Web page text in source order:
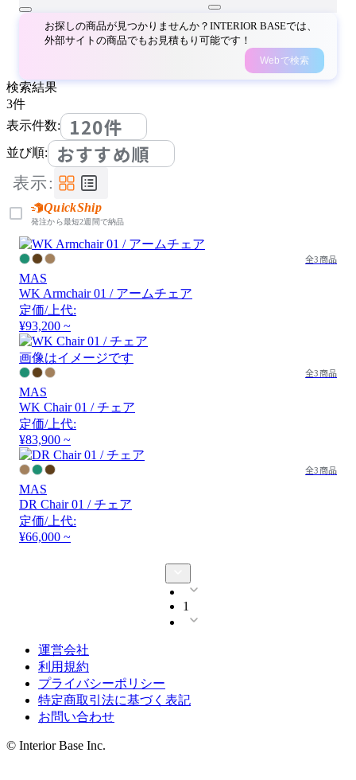
お探しの商品が見つかりませんか？INTERIOR BASEでは、
外部サイトの商品でもお見積もり可能です！
Webで検索
検索結果
3件
表示件数:
120件
並び順: おすすめ順
表示:
QuickShip
発注から最短2週間で納品
全3商品
MAS
WK Armchair 01 / アームチェア
定価/上代:
¥93,200 ~
画像はイメージです
全3商品
MAS
WK Chair 01 / チェア
定価/上代:
¥83,900 ~
全3商品
MAS
DR Chair 01 / チェア
定価/上代:
¥66,000 ~
1
運営会社
利用規約
プライバシーポリシー
特定商取引法に基づく表記
お問い合わせ
© Interior Base Inc.